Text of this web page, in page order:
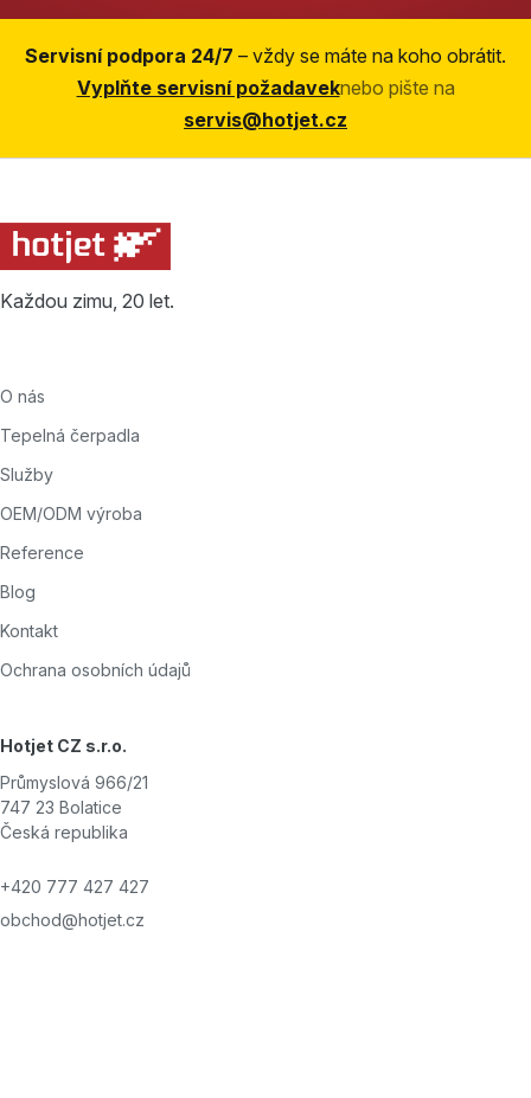
Servisní podpora 24/7 – vždy se máte na koho obrátit.
Vyplňte servisní požadaveknebo pište na
servis@hotjet.cz
Každou zimu, 20 let.
O nás
Tepelná čerpadla
Služby
OEM/ODM výroba
Reference
Blog
Kontakt
Ochrana osobních údajů
Hotjet CZ s.r.o.
Průmyslová 966/21
747 23 Bolatice
Česká republika
+420 777 427 427
obchod@hotjet.cz